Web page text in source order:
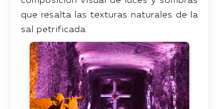
que resalta las texturas naturales de la
sal petrificada.